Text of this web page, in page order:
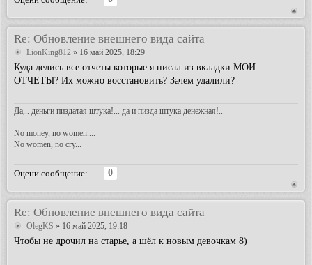
Re: Обновление внешнего вида сайта
LionKing812 » 16 май 2025, 18:29
Куда делись все отчеты которые я писал из вкладки МОИ
ОТЧЕТЫ? Их можно восстановить? Зачем удалили?
Да,.. деньги пиздатая штука!... да и пизда штука денежная!..
No money, no women....
No women, no cry...
Оцени сообщение:
0
Re: Обновление внешнего вида сайта
OlegKS » 16 май 2025, 19:18
Чтобы не дрочил на старье, а шёл к новым девочкам 8)